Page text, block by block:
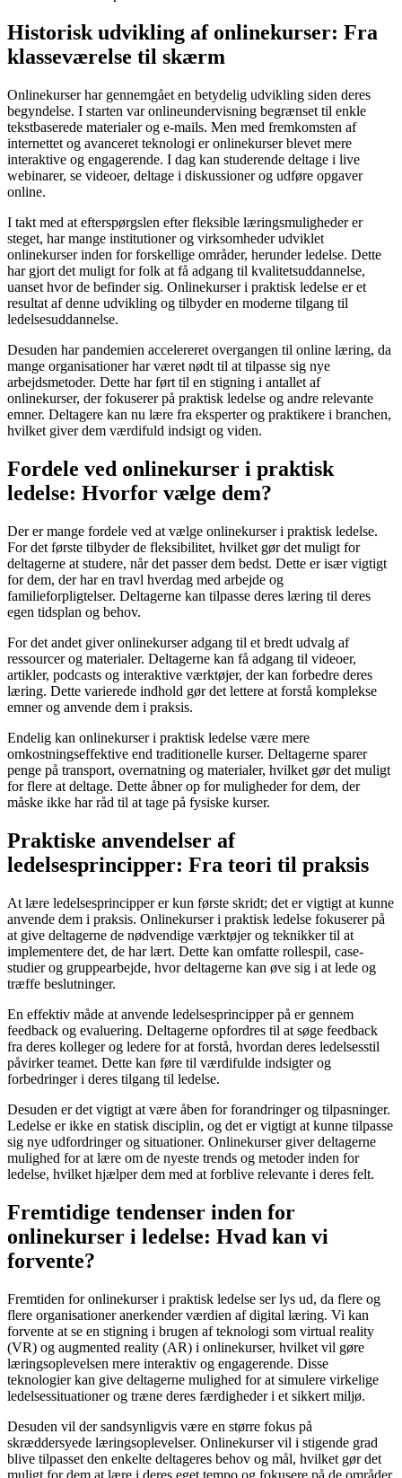
Historisk udvikling af onlinekurser: Fra
klasseværelse til skærm
Onlinekurser har gennemgået en betydelig udvikling siden deres
begyndelse. I starten var onlineundervisning begrænset til enkle
tekstbaserede materialer og e-mails. Men med fremkomsten af
internettet og avanceret teknologi er onlinekurser blevet mere
interaktive og engagerende. I dag kan studerende deltage i live
webinarer, se videoer, deltage i diskussioner og udføre opgaver
online.
I takt med at efterspørgslen efter fleksible læringsmuligheder er
steget, har mange institutioner og virksomheder udviklet
onlinekurser inden for forskellige områder, herunder ledelse. Dette
har gjort det muligt for folk at få adgang til kvalitetsuddannelse,
uanset hvor de befinder sig. Onlinekurser i praktisk ledelse er et
resultat af denne udvikling og tilbyder en moderne tilgang til
ledelsesuddannelse.
Desuden har pandemien accelereret overgangen til online læring, da
mange organisationer har været nødt til at tilpasse sig nye
arbejdsmetoder. Dette har ført til en stigning i antallet af
onlinekurser, der fokuserer på praktisk ledelse og andre relevante
emner. Deltagere kan nu lære fra eksperter og praktikere i branchen,
hvilket giver dem værdifuld indsigt og viden.
Fordele ved onlinekurser i praktisk
ledelse: Hvorfor vælge dem?
Der er mange fordele ved at vælge onlinekurser i praktisk ledelse.
For det første tilbyder de fleksibilitet, hvilket gør det muligt for
deltagerne at studere, når det passer dem bedst. Dette er især vigtigt
for dem, der har en travl hverdag med arbejde og
familieforpligtelser. Deltagerne kan tilpasse deres læring til deres
egen tidsplan og behov.
For det andet giver onlinekurser adgang til et bredt udvalg af
ressourcer og materialer. Deltagerne kan få adgang til videoer,
artikler, podcasts og interaktive værktøjer, der kan forbedre deres
læring. Dette varierede indhold gør det lettere at forstå komplekse
emner og anvende dem i praksis.
Endelig kan onlinekurser i praktisk ledelse være mere
omkostningseffektive end traditionelle kurser. Deltagerne sparer
penge på transport, overnatning og materialer, hvilket gør det muligt
for flere at deltage. Dette åbner op for muligheder for dem, der
måske ikke har råd til at tage på fysiske kurser.
Praktiske anvendelser af
ledelsesprincipper: Fra teori til praksis
At lære ledelsesprincipper er kun første skridt; det er vigtigt at kunne
anvende dem i praksis. Onlinekurser i praktisk ledelse fokuserer på
at give deltagerne de nødvendige værktøjer og teknikker til at
implementere det, de har lært. Dette kan omfatte rollespil, case-
studier og gruppearbejde, hvor deltagerne kan øve sig i at lede og
træffe beslutninger.
En effektiv måde at anvende ledelsesprincipper på er gennem
feedback og evaluering. Deltagerne opfordres til at søge feedback
fra deres kolleger og ledere for at forstå, hvordan deres ledelsesstil
påvirker teamet. Dette kan føre til værdifulde indsigter og
forbedringer i deres tilgang til ledelse.
Desuden er det vigtigt at være åben for forandringer og tilpasninger.
Ledelse er ikke en statisk disciplin, og det er vigtigt at kunne tilpasse
sig nye udfordringer og situationer. Onlinekurser giver deltagerne
mulighed for at lære om de nyeste trends og metoder inden for
ledelse, hvilket hjælper dem med at forblive relevante i deres felt.
Fremtidige tendenser inden for
onlinekurser i ledelse: Hvad kan vi
forvente?
Fremtiden for onlinekurser i praktisk ledelse ser lys ud, da flere og
flere organisationer anerkender værdien af digital læring. Vi kan
forvente at se en stigning i brugen af teknologi som virtual reality
(VR) og augmented reality (AR) i onlinekurser, hvilket vil gøre
læringsoplevelsen mere interaktiv og engagerende. Disse
teknologier kan give deltagerne mulighed for at simulere virkelige
ledelsessituationer og træne deres færdigheder i et sikkert miljø.
Desuden vil der sandsynligvis være en større fokus på
skræddersyede læringsoplevelser. Onlinekurser vil i stigende grad
blive tilpasset den enkelte deltageres behov og mål, hvilket gør det
muligt for dem at lære i deres eget tempo og fokusere på de områder,